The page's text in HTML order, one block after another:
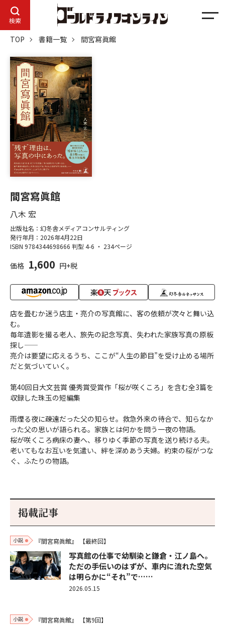
検索
メ
TOP 書籍一覧 間宮寫眞館
間宮寫眞館
八木 宏
出版社名：幻冬舎メディアコンサルティング
発行年月：2026年4月22日
ISBN 9784344698666 判型 4-6 ・ 234ページ
価格 1,600 円+税
店を畳むか迷う店主・亮介の写真館に、客の依頼が次々と舞い込
む。
毎年遺影を撮る老人、旅先の記念写真、失われた家族写真の原板
探し――
亮介は要望に応えるうち、ここが“人生の節目”を受け止める場所
だと気づいていく。
第40回日大文芸賞 優秀賞受賞作「桜が咲くころ」を含む全3篇を
収録した珠玉の短編集
雨煙る夜に――疎遠だった父の知らせ。救急外来の待合で、知らなか
った父の思いが語られる。家族とは何かを問う一夜の物語。
桜が咲くころ――病床の妻へ、移りゆく季節の写真を送り続ける夫。
老いてもなお互いを気遣い、絆を深めあう夫婦。約束の桜がつな
ぐ、ふたりの物語。
掲載記事
小説 『間宮寫眞館』 【最終回】
写真館の仕事で幼馴染と鎌倉・江ノ島へ。
ただの手伝いのはずが、車内に流れた空気
は明らかに“それ”で……
2026.05.15
小説 『間宮寫眞館』 【第9回】